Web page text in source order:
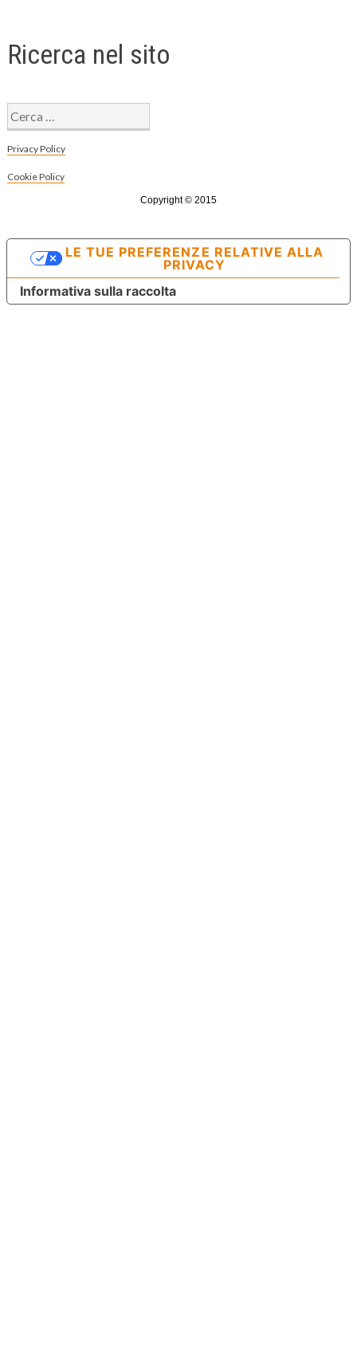
Ricerca nel sito
Ricerca
per:
Privacy Policy
Cookie Policy
Copyright © 2015
Informativa sulla raccolta
LE TUE PREFERENZE RELATIVE ALLA
PRIVACY